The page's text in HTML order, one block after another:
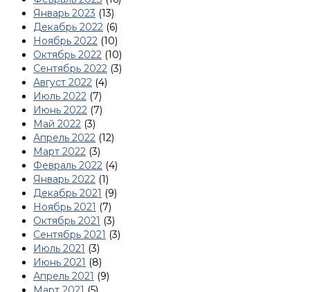
Январь 2023 (13)
Декабрь 2022 (6)
Ноябрь 2022 (10)
Октябрь 2022 (10)
Сентябрь 2022 (3)
Август 2022 (4)
Июль 2022 (7)
Июнь 2022 (7)
Май 2022 (3)
Апрель 2022 (12)
Март 2022 (3)
Февраль 2022 (4)
Январь 2022 (1)
Декабрь 2021 (9)
Ноябрь 2021 (7)
Октябрь 2021 (3)
Сентябрь 2021 (3)
Июль 2021 (3)
Июнь 2021 (8)
Апрель 2021 (9)